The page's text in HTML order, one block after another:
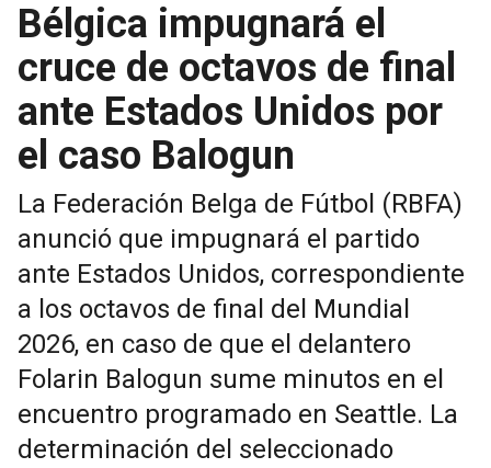
Bélgica impugnará el
cruce de octavos de final
ante Estados Unidos por
el caso Balogun
La Federación Belga de Fútbol (RBFA)
anunció que impugnará el partido
ante Estados Unidos, correspondiente
a los octavos de final del Mundial
2026, en caso de que el delantero
Folarin Balogun sume minutos en el
encuentro programado en Seattle. La
determinación del seleccionado